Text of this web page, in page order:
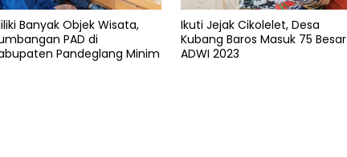
Banyak Objek Wisata,
PAD di
Pandeglang Minim
Ikuti Jejak Cikolelet, Desa
Kubang Baros Masuk 75 Besar
ADWI 2023